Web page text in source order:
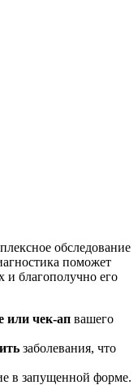
обследование
поможет
и благополучно его
или чек-ап вашего
заболевания, что
в запущенной форме.